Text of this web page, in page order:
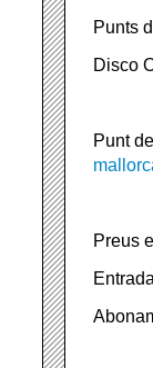
Punts
Disco
Punt
Preus